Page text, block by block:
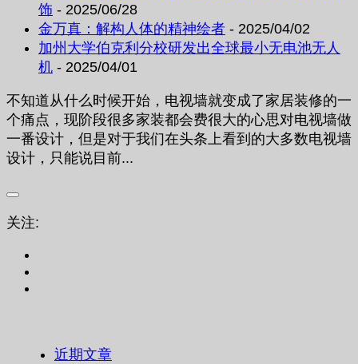
饰 - 2025/06/28
金万真：解构人体的精神绘者 - 2025/04/02
加州大学伯克利分校研发出全球最小无电池无人
机 - 2025/04/01
不知道从什么时候开始，电视墙就变成了家居装修的一
个痛点，现阶段很多家装都会费很大的心思对电视墙做
一番设计，但是对于我们在头条上看到的大多数电视墙
设计，只能说目前...
关注:
近期文章